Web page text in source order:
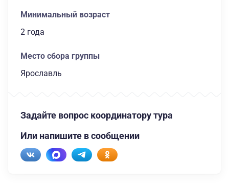
Минимальный возраст
2 года
Место сбора группы
Ярославль
Задайте вопрос координатору тура
Или напишите в сообщении